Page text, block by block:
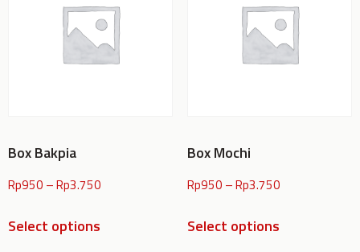
Box Bakpia
Rp950 –Rp3.750
Select options
Box Mochi
Rp950 –Rp3.750
Select options